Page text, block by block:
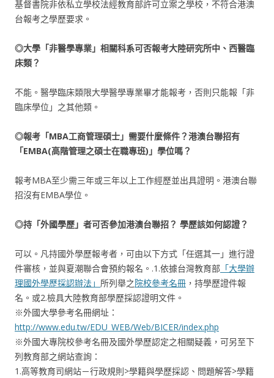
基督書院非依私立學校法經教育部許可立案之學校，不符合港澳
台報考之學歷要求。
◎大學「非醫學專業」相關科系可否報考大陸研究所中、西醫臨
床類？
不能。醫學臨床類限大學醫學專業畢才能報考，否則只能報「非
臨床學位」之其他類。
◎報考「MBA工商管理碩士」需要什麼條件？港澳台聯招有
「EMBA(高階管理之碩士在職專班) 」學位嗎？
報考MBA至少需三年或三年以上工作經歷並出具證明。港澳台聯
招沒有EMBA學位。
◎持「外國學歷」者可否參加港澳台聯招？ 學歷該如何認證？
可以。凡持國外學歷報考者，可由以下方式「任選其一」進行證
件審核，並與夏潮聯合會預約報名。.1.依據台灣教育部 「大學辦
理國外學歷採認辦法」 所列舉之院校參考名冊 ，持學歷證件報
名。或2.檢具大陸教育部學歷採認證明文件。
※外國大學參考名冊網址：
http://www.edu.tw/EDU_WEB/Web/BICER/index.php
※外國大專院校參考名冊及國外學歷認定之相關疑義，可另至下
列教育部之網站查詢：
1.高等教育司網站－行政規則>學籍與學歷採認、問題解答>學籍